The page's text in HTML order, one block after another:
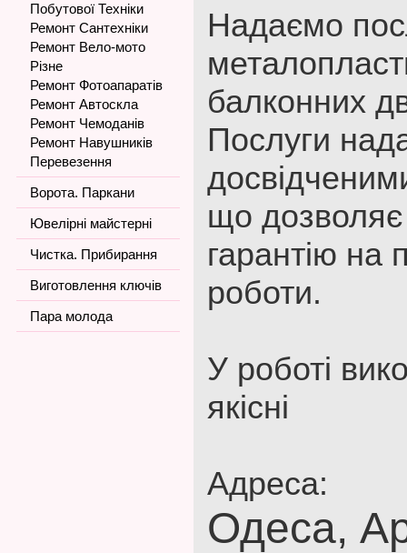
Побутової Техніки
Ремонт Сантехніки
Ремонт Вело-мото
Різне
Ремонт Фотоапаратів
Ремонт Автоскла
Ремонт Чемоданів
Ремонт Навушників
Перевезення
Ворота. Паркани
Ювелірні майстерні
Чистка. Прибирання
Виготовлення ключів
Пара молода
Надаємо
балконних
Послуги
що
гарантію на
роботи.
У роботі
якісні
Адреса:
Одеса,